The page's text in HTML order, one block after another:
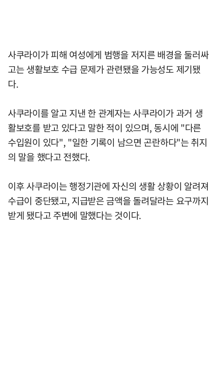
사쿠라이가 피해 여성에게 범행을 저지른 배경을 둘러싸
고는 생활보호 수급 문제가 관련됐을 가능성도 제기됐
다.
사쿠라이를 알고 지낸 한 관계자는 사쿠라이가 과거 생
활보호를 받고 있다고 말한 적이 있으며, 동시에 "다른
수입원이 있다", "일한 기록이 남으면 곤란하다"는 취지
의 말을 했다고 전했다.
이후 사쿠라이는 행정기관에 자신의 생활 상황이 알려져
수급이 중단됐고, 지급받은 금액을 돌려달라는 요구까지
받게 됐다고 주변에 말했다는 것이다.